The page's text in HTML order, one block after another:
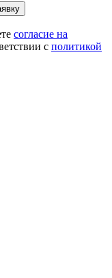
согласие на
с политикой